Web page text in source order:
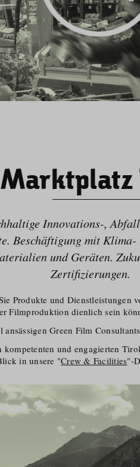
Marktplatz
Innovations-,
Beschäftigung mit Klima-
und Geräten.
Zertifizierungen.
Produkte und Dienstleistungen
Filmproduktion dienlich sein
Green Film
kompetenten und engagierten
in unsere "Crew & Facilities"-